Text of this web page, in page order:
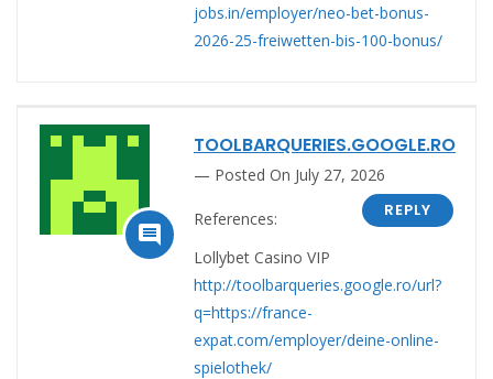
jobs.in/employer/neo-bet-bonus-
2026-25-freiwetten-bis-100-bonus/

TOOLBARQUERIES.GOOGLE.RO
Posted On July 27, 2026
REPLY
References:
Lollybet Casino VIP
http://toolbarqueries.google.ro/url?
q=https://france-
expat.com/employer/deine-online-
spielothek/